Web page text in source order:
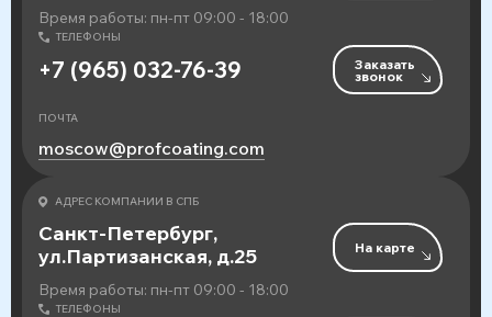
Время работы: пн-пт 09:00 - 18:00
ТЕЛЕФОНЫ
+7 (965) 032-76-39 Заказать
звонок
ПОЧТА
moscow@profcoating.com
АДРЕС КОМПАНИИ В СПБ
Санкт-Петербург,
ул.Партизанская, д.25
Время работы: пн-пт 09:00 - 18:00
На карте
ТЕЛЕФОНЫ